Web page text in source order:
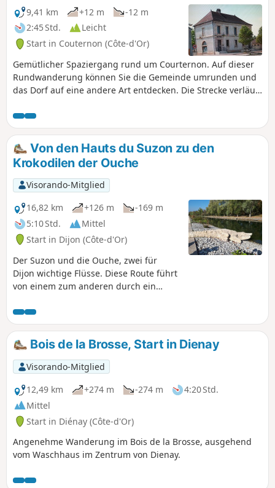
9,41 km
+12 m
-12 m
2:45 Std.
Leicht
Start in Couternon (Côte-d'Or)
Gemütlicher Spaziergang rund um Courternon. Auf dieser
Rundwanderung können Sie die Gemeinde umrunden und
das Dorf auf eine andere Art entdecken. Die Strecke verläuft
Sonneneinstrahlung sollten Sie geeignete Ausrüstung
mitnehmen.
Von den Hauts du Suzon zu den
Krokodilen der Ouche
Visorando-Mitglied
16,82 km
+126 m
-169 m
5:10 Std.
Mittel
Start in Dijon (Côte-d'Or)
Der Suzon und die Ouche, zwei für
Dijon wichtige Flüsse. Diese Route führt
von einem zum anderen durch ein
Pfaden. Historische und künstlerische
Sehenswürdigkeiten sowie
Aussichtspunkte. Erreichbar mit der
Straßenbahn, Zufahrt mit dem Auto
möglich.
Bois de la Brosse, Start in Dienay
Visorando-Mitglied
12,49 km
+274 m -274 m
4:20 Std.
Mittel
Start in Diénay (Côte-d'Or)
Angenehme Wanderung im Bois de la Brosse, ausgehend
vom Waschhaus im Zentrum von Dienay.